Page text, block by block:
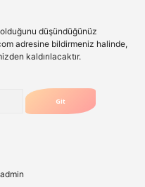
düşündüğünüz
adresine bildirmeniz halinde,
kaldırılacaktır.
admin